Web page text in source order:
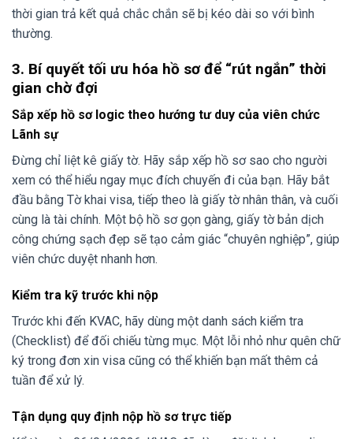
thời gian trả kết quả chắc chắn sẽ bị kéo dài so với bình
thường.
3. Bí quyết tối ưu hóa hồ sơ để “rút ngắn” thời
gian chờ đợi
Sắp xếp hồ sơ logic theo hướng tư duy của viên chức
Lãnh sự
Đừng chỉ liệt kê giấy tờ. Hãy sắp xếp hồ sơ sao cho người
xem có thể hiểu ngay mục đích chuyến đi của bạn. Hãy bắt
đầu bằng Tờ khai visa, tiếp theo là giấy tờ nhân thân, và cuối
cùng là tài chính. Một bộ hồ sơ gọn gàng, giấy tờ bản dịch
công chứng sạch đẹp sẽ tạo cảm giác “chuyên nghiệp”, giúp
viên chức duyệt nhanh hơn.
Kiểm tra kỹ trước khi nộp
Trước khi đến KVAC, hãy dùng một danh sách kiểm tra
(Checklist) để đối chiếu từng mục. Một lỗi nhỏ như quên chữ
ký trong đơn xin visa cũng có thể khiến bạn mất thêm cả
tuần để xử lý.
Tận dụng quy định nộp hồ sơ trực tiếp